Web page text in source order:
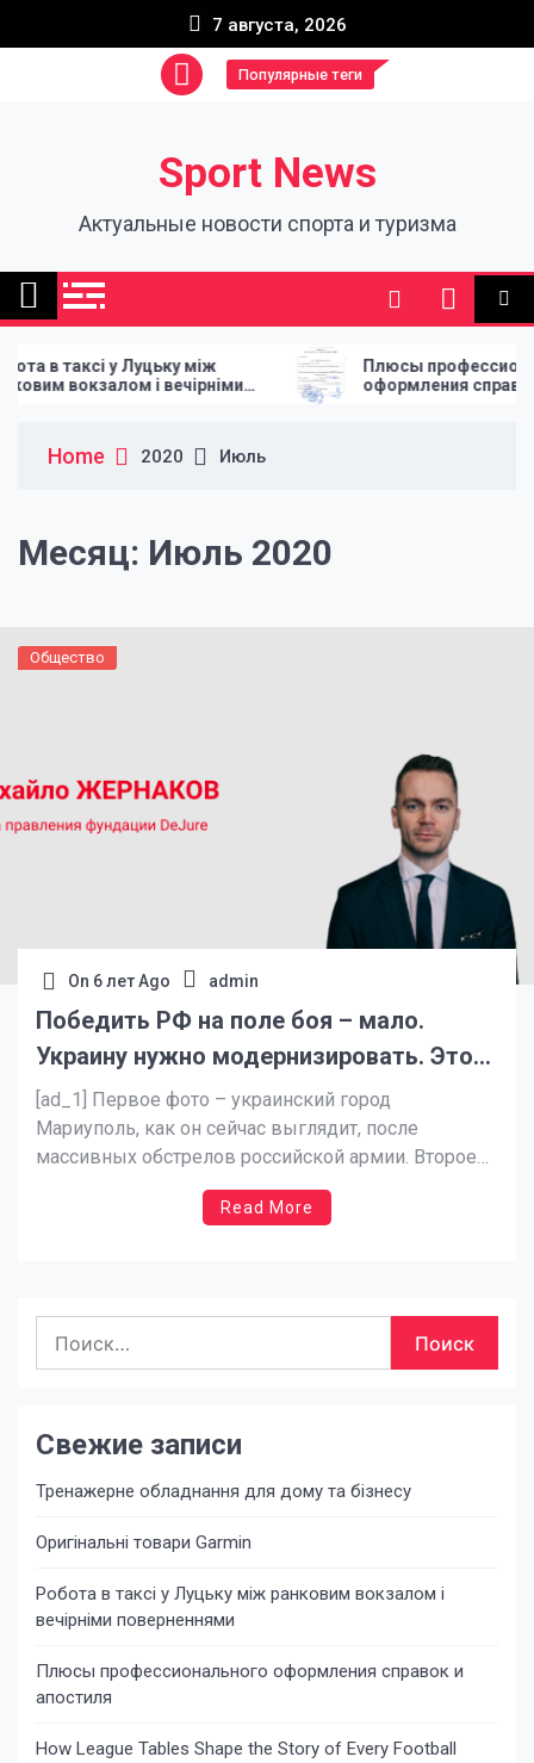
7 августа, 2026
Популярные теги
Sport News
Актуальные новости спорта и туризма
таксі у Луцьку між
вокзалом і вечірніми
Плюсы
оформления справок и
Home 2020 Июль
Месяц: Июль 2020
Общество
On 6 лет Ago admin
Победить РФ на поле боя – мало.
Украину нужно модернизировать. Это
наш шанс — новости Украины,
Общество
[ad_1] Первое фото – украинский город
Мариуполь, как он сейчас выглядит, после
массивных обстрелов российской армии. Второе
фото – каким он мог бы быть через несколько лет.
По совместительству второе фото – это шведский
Read More
Свежие записи
Тренажерне обладнання для дому та бізнесу
Оригінальні товари Garmin
Робота в таксі у Луцьку між ранковим вокзалом і
вечірніми поверненнями
Плюсы профессионального оформления справок и
апостиля
How League Tables Shape the Story of Every Football